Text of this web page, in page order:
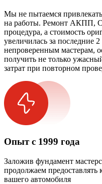
Мы не пытаемся
на работы. Ремонт АКПП,
процедура, а стоимость
увеличилась за последние
непроверенным мастерам,
получить не только
затрат при повторном
Опыт с 1999 года
Заложив фундамент
продолжаем предоставлять
вашего автомобиля